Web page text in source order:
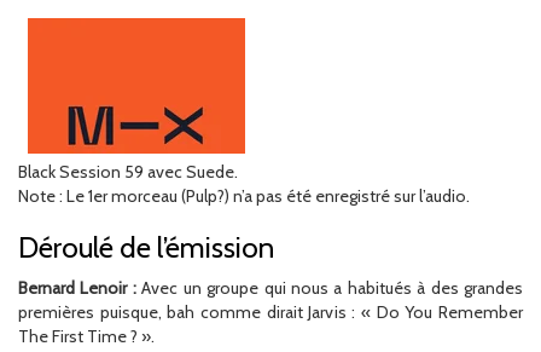
Black Session 59 avec Suede.
Note : Le 1er morceau (Pulp?) n’a pas été enregistré sur l’audio.
Déroulé de l’émission
Bernard Lenoir :Avec un groupe qui nous a habitués à des grandes
premières puisque, bah comme dirait Jarvis : « Do You Remember
The First Time ? ».